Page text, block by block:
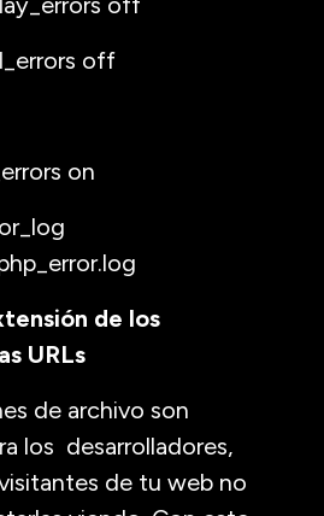
off
on
de los
URLs
de archivo son
los desarrolladores,
de tu web no